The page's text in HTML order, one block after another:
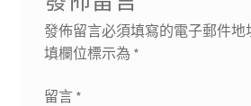
發佈留言必須填寫的電子郵件地
填欄位標示為 *
留言 *